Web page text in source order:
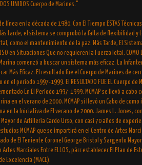
UNIDOS Cuerpo de Marines."
en la década de 1980. Con El Tiempo ESTAS
tarde, el sistema se comprobó la falta de flexibilidad y
como el mantenimiento de la paz. Más Tarde, El
en Situaciones Que no requieren la Fuerza letal, COMO
comenzó a buscar un sistema más eficaz. La
Más Eficaz. El resultado fue el Cuerpo de Marines de
período 1997-1999. El RESULTADO FUE EL Cuerpo de
En El Período 1997-1999. MCMAP se llevó a cabo
en el verano de 2000. MCMAP sí llevó un Cabo de como
en la Iniciativa de El verano de 2000. James L. Jones,
de Artillería Cardo Urso, con casi 70 años de
MCMAP que se impartirá en el Centro de Artes
de El Teniente Coronel George Bristol y Sargento
Marciales Entre ELLOS, párr establecer El Plan de
Excelencia (MACE).